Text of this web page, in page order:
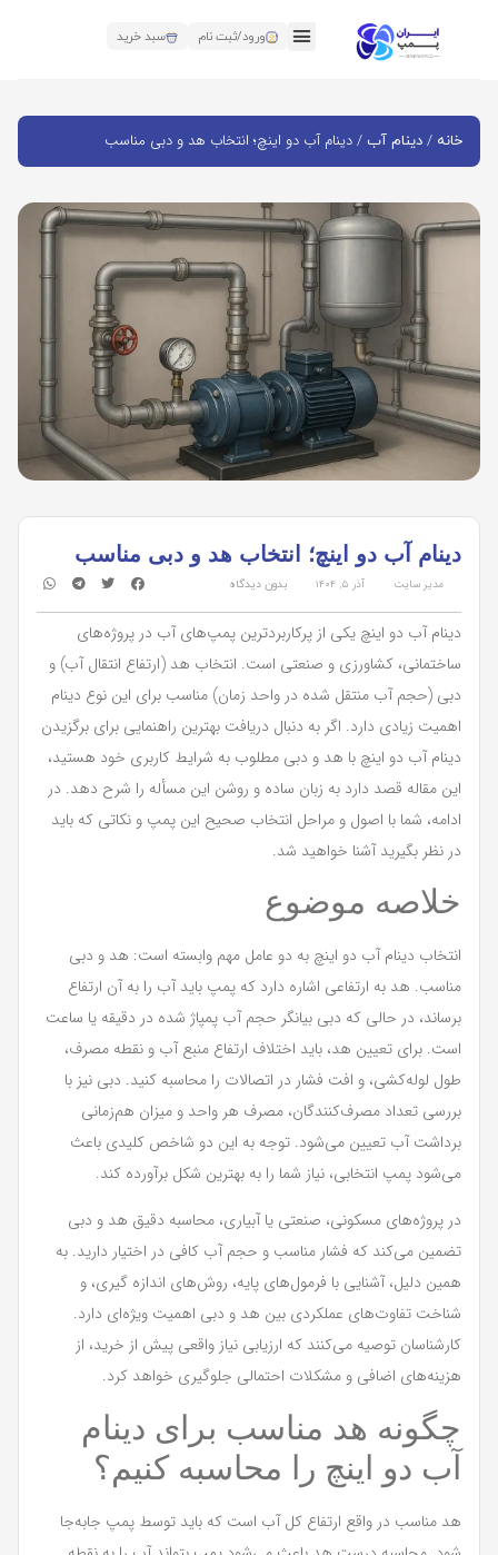
ورود/ثبت نام سبد خرید
خانه / دینام آب / دینام آب دو اینچ؛ انتخاب هد و دبی مناسب
دینام آب دو اینچ؛ انتخاب هد و دبی مناسب
مدیر سایت آذر ۵, ۱۴۰۴ بدون دیدگاه
دینام آب دو اینچ یکی از پرکاربردترین پمپ‌های آب در پروژه‌های
ساختمانی، کشاورزی و صنعتی است. انتخاب هد (ارتفاع انتقال آب) و
دبی (حجم آب منتقل شده در واحد زمان) مناسب برای این نوع دینام
اهمیت زیادی دارد. اگر به دنبال دریافت بهترین راهنمایی برای برگزیدن
دینام آب دو اینچ با هد و دبی مطلوب به شرایط کاربری خود هستید،
این مقاله قصد دارد به زبان ساده و روشن این مسأله را شرح دهد. در
ادامه، شما با اصول و مراحل انتخاب صحیح این پمپ و نکاتی که باید
در نظر بگیرید آشنا خواهید شد.
خلاصه موضوع
انتخاب دینام آب دو اینچ به دو عامل مهم وابسته است: هد و دبی
مناسب. هد به ارتفاعی اشاره دارد که پمپ باید آب را به آن ارتفاع
برساند، در حالی که دبی بیانگر حجم آب پمپاژ شده در دقیقه یا ساعت
است. برای تعیین هد، باید اختلاف ارتفاع منبع آب و نقطه مصرف،
طول لوله‌کشی، و افت فشار در اتصالات را محاسبه کنید. دبی نیز با
بررسی تعداد مصرف‌کنندگان، مصرف هر واحد و میزان هم‌زمانی
برداشت آب تعیین می‌شود. توجه به این دو شاخص کلیدی باعث
می‌شود پمپ انتخابی، نیاز شما را به بهترین شکل برآورده کند.
در پروژه‌های مسکونی، صنعتی یا آبیاری، محاسبه دقیق هد و دبی
تضمین می‌کند که فشار مناسب و حجم آب کافی در اختیار دارید. به
همین دلیل، آشنایی با فرمول‌های پایه، روش‌های اندازه گیری، و
شناخت تفاوت‌های عملکردی بین هد و دبی اهمیت ویژه‌ای دارد.
کارشناسان توصیه می‌کنند که ارزیابی نیاز واقعی پیش از خرید، از
هزینه‌های اضافی و مشکلات احتمالی جلوگیری خواهد کرد.
چگونه هد مناسب برای دینام
آب دو اینچ را محاسبه کنیم؟
هد مناسب در واقع ارتفاع کل آب است که باید توسط پمپ جابه‌جا